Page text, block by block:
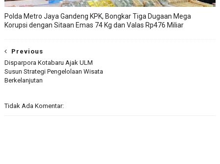
Polda Metro Jaya Gandeng KPK, Bongkar Tiga Dugaan Mega
Korupsi dengan Sitaan Emas 74 Kg dan Valas Rp476 Miliar
Previous
Disparpora Kotabaru Ajak ULM
Susun Strategi Pengelolaan Wisata
Berkelanjutan
Tidak Ada Komentar: